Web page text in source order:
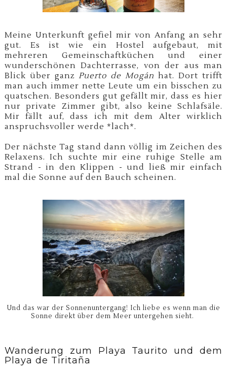
Meine Unterkunft gefiel mir von Anfang an sehr
gut. Es ist wie ein Hostel aufgebaut, mit
mehreren Gemeinschaftküchen und einer
wunderschönen Dachterrasse, von der aus man
Blick über ganz Puerto de Mogán hat. Dort trifft
man auch immer nette Leute um ein bisschen zu
quatschen. Besonders gut gefällt mir, dass es hier
nur private Zimmer gibt, also keine Schlafsäle.
Mir fällt auf, dass ich mit dem Alter wirklich
anspruchsvoller werde *lach*.
Der nächste Tag stand dann völlig im Zeichen des
Relaxens. Ich suchte mir eine ruhige Stelle am
Strand - in den Klippen - und ließ mir einfach
mal die Sonne auf den Bauch scheinen.
Und das war der Sonnenuntergang! Ich liebe es wenn man die
Sonne direkt über dem Meer untergehen sieht.
Wanderung zum Playa Taurito und dem
Playa de Tiritaña